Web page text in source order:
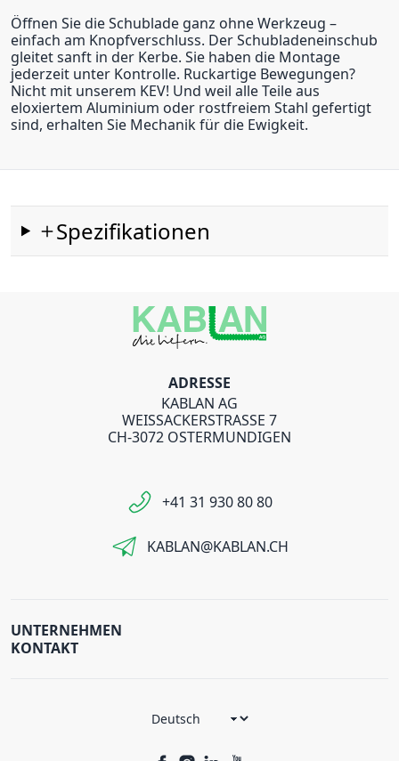
Öffnen Sie die Schublade ganz ohne Werkzeug –
einfach am Knopfverschluss. Der Schubladeneinschub
gleitet sanft in der Kerbe. Sie haben die Montage
jederzeit unter Kontrolle. Ruckartige Bewegungen?
Nicht mit unserem KEV! Und weil alle Teile aus
eloxiertem Aluminium oder rostfreiem Stahl gefertigt
sind, erhalten Sie Mechanik für die Ewigkeit.
Spezifikationen
ADRESSE
KABLAN AG
WEISSACKERSTRASSE 7
CH-3072 OSTERMUNDIGEN
+41 31 930 80 80
KABLAN@KABLAN.CH
UNTERNEHMEN
KONTAKT